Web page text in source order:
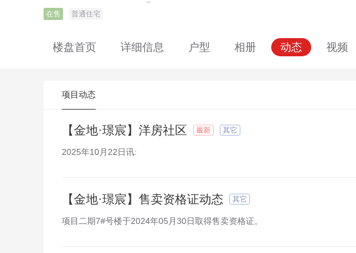
在售 普通住宅
楼盘首页 详细信息 户型 相册 动态 视频
项目动态
【金地·璟宸】洋房社区 最新 其它
2025年10月22日讯:
【金地·璟宸】售卖资格证动态 其它
项目二期7#号楼于2024年05月30日取得售卖资格证。